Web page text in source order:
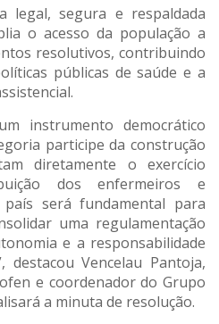
legal, segura e respaldada
o acesso da população a
resolutivos, contribuindo
públicas de saúde e a
instrumento democrático
participe da construção
diretamente o exercício
dos enfermeiros e
será fundamental para
uma regulamentação
e a responsabilidade
destacou Vencelau Pantoja,
e coordenador do Grupo
a minuta de resolução.